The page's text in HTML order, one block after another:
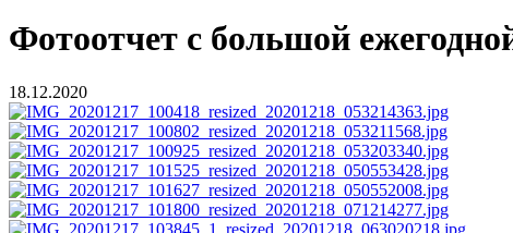
Фотоотчет с большой
18.12.2020